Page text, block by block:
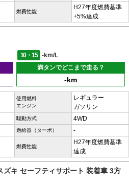
燃費性能
H27年度燃費基準
+5%達成
10・15
-km/L
満タンでどこまで走る？
-km
使用燃料
エンジン
レギュラー
ガソリン
駆動方式 4WD
過給器（ターボ） -
燃費性能
H27年度燃費基準
達成
キ セーフティサポート 装着車 3方